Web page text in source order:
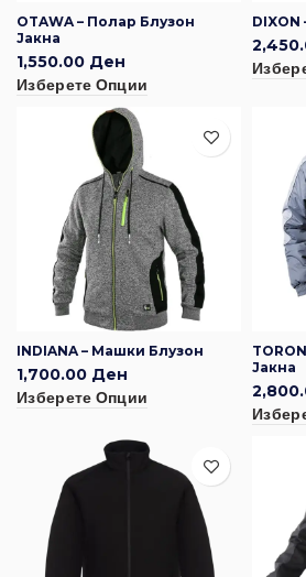
OTAWA – Полар Блузон
Јакна
1,550.00 Ден
Изберете Опции
INDIANA – Машки Блузон
1,700.00 Ден
Изберете Опции
Јакна